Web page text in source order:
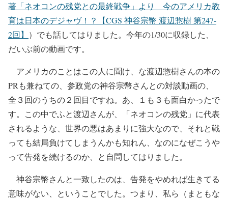
著「ネオコンの残党との最終戦争」より 今のアメリカ教
育は日本のデジャヴ！？【CGS 神谷宗幣 渡辺惣樹 第247-
2回】 ）でも話してはりました。今年の1/30に収録した、
だいぶ前の動画です。
アメリカのことはこの人に聞け、な渡辺惣樹さんの本の
PRも兼ねての、参政党の神谷宗幣さんとの対談動画の、
全３回のうちの２回目ですね。あ、１も３も面白かったで
す。この中でふと渡辺さんが、「ネオコンの残党」に代表
されるような、世界の悪はあまりに強大なので、それと戦
っても結局負けてしまうんかも知れん、なのになぜこうや
って告発を続けるのか、と自問してはりました。
神谷宗幣さんと一致したのは、告発をやめれば生きてる
意味がない、ということでした。つまり、私ら（まともな